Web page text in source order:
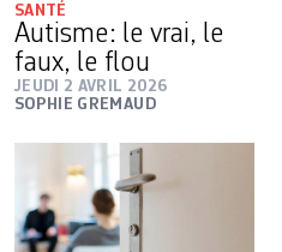
SANTÉ
Autisme: le vrai, le
faux, le flou
JEUDI 2 AVRIL 2026
SOPHIE GREMAUD